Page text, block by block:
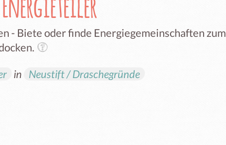
- Biete oder finde Energiegemeinschaften zum
in Neustift / Draschegründe